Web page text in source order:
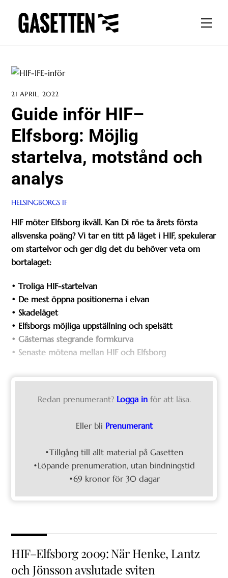
content
21 APRIL, 2022
Guide inför HIF–
Elfsborg: Möjlig
startelva, motstånd och
analys
HELSINGBORGS IF
HIF möter Elfsborg ikväll. Kan Di röe ta årets första
allsvenska poäng? Vi tar en titt på läget i HIF, spekulerar
om startelvor och ger dig det du behöver veta om
bortalaget:
• Troliga HIF-startelvan
• De mest öppna positionerna i elvan
• Skadeläget
• Elfsborgs möjliga uppställning och spelsätt
• Gästernas stegrande formkurva
• Senaste mötena mellan HIF och Elfsborg
Redan prenumerant? Logga in för att läsa.
Eller bli Prenumerant
•Tillgång till allt material på Gasetten
•Löpande prenumeration, utan bindningstid
•69 kronor för 30 dagar
HIF–Elfsborg 2009: När Henke, Lantz
och Jönsson avslutade sviten